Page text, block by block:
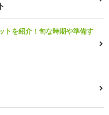
トを紹介！旬な時期や準備す